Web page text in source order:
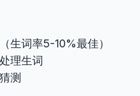
生词率5-10%最佳）
理生词
测